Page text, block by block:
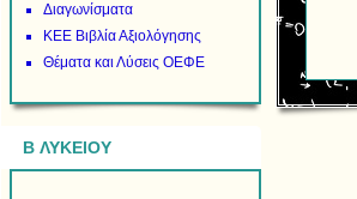
Διαγωνίσματα
ΚΕΕ Βιβλία Αξιολόγησης
Θέματα και Λύσεις ΟΕΦΕ
B ΛΥΚΕΙΟΥ